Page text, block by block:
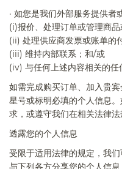
· 如您是我们外部服务提供者
(i)报价、处理订单或管理商品
(ii) 处理供应商发票或账单的
(iii) 维持内部联系；和/或
(iv) 与任何上述内容相关的任
如需完成购买订单、加入贵
星号或标明必填的个人信息
求，或遵守我们在相关法律法
透露您的个人信息
受限于适用法律的规定，我
与下列各方分享您的个人信息